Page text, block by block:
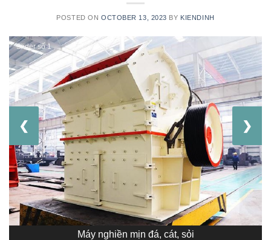
POSTED ON OCTOBER 13, 2023 BY KIENDINH
Slider số 1
❮ ❯
Máy nghiền mịn đá, cát, sỏi